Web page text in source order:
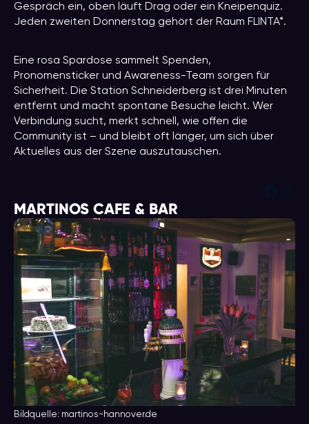
Gespräch ein, oben läuft Drag oder ein Kneipenquiz.
Jeden zweiten Donnerstag gehört der Raum FLINTA*.
Eine rosa Spardose sammelt Spenden,
Pronomensticker und Awareness-Team sorgen für
Sicherheit. Die Station Schneiderberg ist drei Minuten
entfernt und macht spontane Besuche leicht. Wer
Verbindung sucht, merkt schnell, wie offen die
Community ist – und bleibt oft länger, um sich über
Aktuelles aus der Szene auszutauschen.
MARTINOS CAFE & BAR
Bildquelle: martinos-hannover.de